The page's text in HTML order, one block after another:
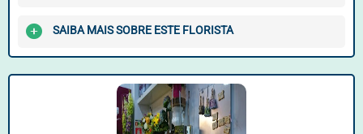
SAIBA MAIS SOBRE ESTE FLORISTA